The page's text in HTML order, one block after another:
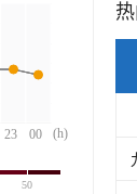
23 00
(h)
50
热